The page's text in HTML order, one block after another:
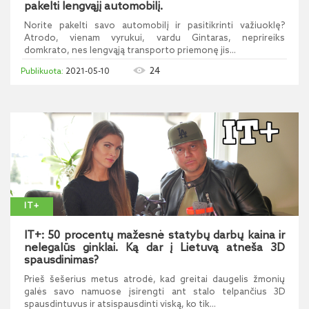
pakelti lengvąjį automobilį.
Norite pakelti savo automobilį ir pasitikrinti važiuoklę?
Atrodo, vienam vyrukui, vardu Gintaras, neprireiks
domkrato, nes lengvąją transporto priemonę jis...
2021-05-10 24
IT+
IT+: 50 procentų mažesnė statybų darbų kaina ir
nelegalūs ginklai. Ką dar į Lietuvą atneša 3D
spausdinimas?
Prieš šešerius metus atrodė, kad greitai daugelis žmonių
galės savo namuose įsirengti ant stalo telpančius 3D
spausdintuvus ir atsispausdinti viską, ko tik...